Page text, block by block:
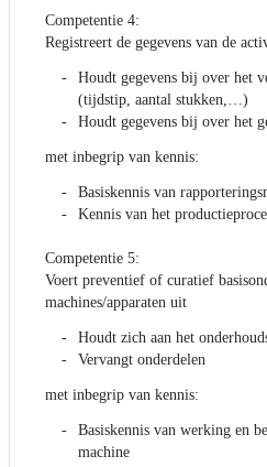
Competentie 4:
Registreert de gegevens van de
Houdt gegevens bij over het
(tijdstip, aantal stukken,…)
Houdt gegevens bij over het
met inbegrip van kennis:
Basiskennis van
Kennis van het
Competentie 5:
Voert preventief of curatief
machines/apparaten uit
Houdt zich aan het
Vervangt onderdelen
met inbegrip van kennis:
Basiskennis van werking en
machine